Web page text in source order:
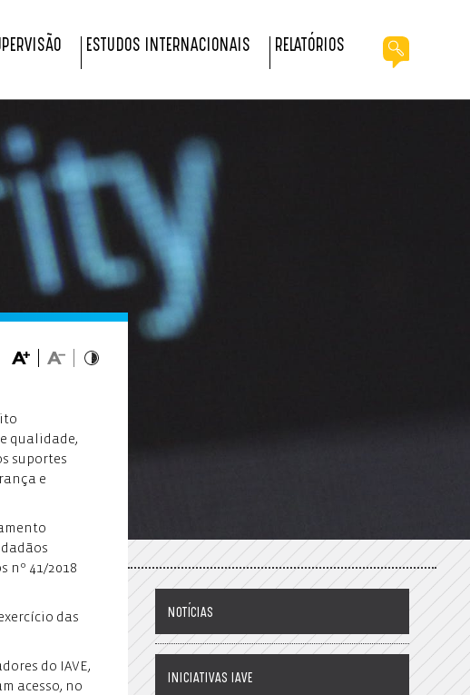
ESTUDOS INTERNACIONAIS RELATÓRIOS
qualidade,
suportes
e
nº 41/2018
das
do IAVE,
acesso, no
NOTÍCIAS
INICIATIVAS IAVE